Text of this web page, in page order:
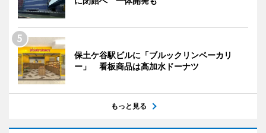
保土ケ谷駅ビルに「ブルックリンベーカリ
ー」 看板商品は高加水ドーナツ
もっと見る